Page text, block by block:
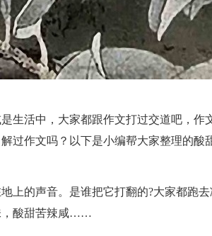
生活中，大家都跟作文打过交道吧，作
过作文吗？以下是小编帮大家整理的酸
上的声音。是谁把它打翻的?大家都跑
，酸甜苦辣咸……